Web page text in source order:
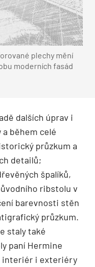
plechy mění
moderních fasád
dalších úprav i
během celé
průzkum a
detailů;
špalíků,
ribstolu v
barevnosti stěn
průzkum.
staly také
paní Hermine
interiér i exteriéry